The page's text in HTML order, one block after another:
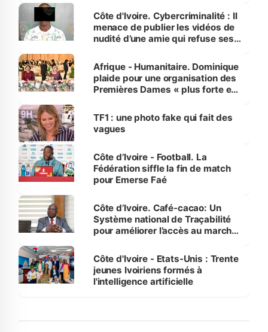
des Transports
Côte d'Ivoire. Cybercriminalité : Il
menace de publier les vidéos de
nudité d’une amie qui refuse ses
Afrique - Humanitaire. Dominique
plaide pour une organisation des
Premières Dames « plus forte et
sur la scène internationale »
TF1 : une photo fake qui fait des
vagues
Côte d’Ivoire - Football. La
Fédération siffle la fin de match
pour Emerse Faé
Côte d’Ivoire. Café-cacao: Un
Système national de Traçabilité
pour améliorer l’accès au marché
Côte d'Ivoire - Etats-Unis : Trente
jeunes Ivoiriens formés à
l'intelligence artificielle